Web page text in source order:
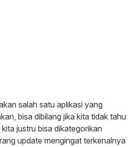
salah satu aplikasi yang
bisa dibilang jika kita tidak tahu
justru bisa dikategorikan
update mengingat terkenalnya